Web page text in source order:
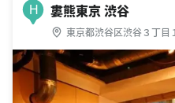
H 婁熊東京 渋谷
東京都渋谷区渋谷３丁目